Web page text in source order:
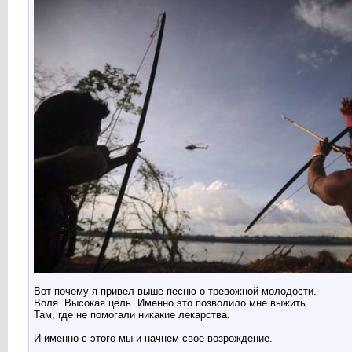
Вот почему я привел выше песню о тревожной молодости.
Воля. Высокая цель. Именно это позволило мне выжить.
Там, где не помогали никакие лекарства.
И именно с этого мы и начнем свое возрождение.